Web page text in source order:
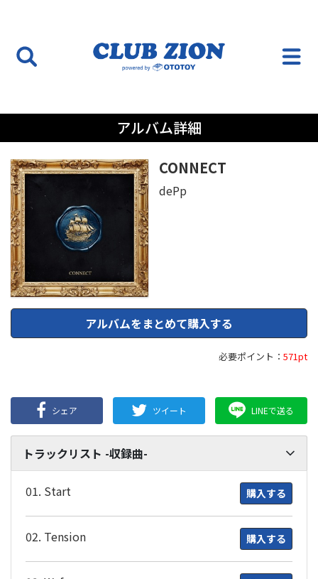
アルバム詳細
CONNECT
dePp
アルバムをまとめて購入する
必要ポイント： 571pt
シェア ツイート LINEで送る
トラックリスト -収録曲-
01. Start 購入する
02. Tension 購入する